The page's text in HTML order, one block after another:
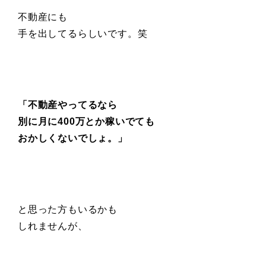
不動産にも
手を出してるらしいです。笑
「不動産やってるなら
別に月に400万とか稼いでても
おかしくないでしょ。」
と思った方もいるかも
しれませんが、